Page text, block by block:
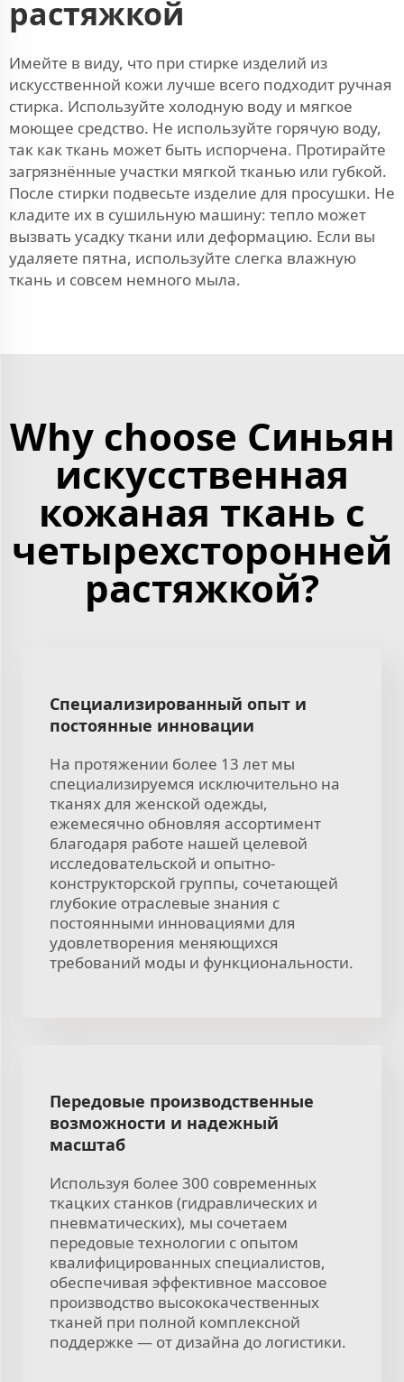
растяжкой
Имейте в виду, что при стирке изделий из
искусственной кожи лучше всего подходит ручная
стирка. Используйте холодную воду и мягкое
моющее средство. Не используйте горячую воду,
так как ткань может быть испорчена. Протирайте
загрязнённые участки мягкой тканью или губкой.
После стирки подвесьте изделие для просушки. Не
кладите их в сушильную машину: тепло может
вызвать усадку ткани или деформацию. Если вы
удаляете пятна, используйте слегка влажную
ткань и совсем немного мыла.
Why choose Синьян
искусственная
кожаная ткань с
четырехсторонней
растяжкой?
Специализированный опыт и
постоянные инновации
На протяжении более 13 лет мы
специализируемся исключительно на
тканях для женской одежды,
ежемесячно обновляя ассортимент
благодаря работе нашей целевой
исследовательской и опытно-
конструкторской группы, сочетающей
глубокие отраслевые знания с
постоянными инновациями для
удовлетворения меняющихся
требований моды и функциональности.
Передовые производственные
возможности и надежный
масштаб
Используя более 300 современных
ткацких станков (гидравлических и
пневматических), мы сочетаем
передовые технологии с опытом
квалифицированных специалистов,
обеспечивая эффективное массовое
производство высококачественных
тканей при полной комплексной
поддержке — от дизайна до логистики.